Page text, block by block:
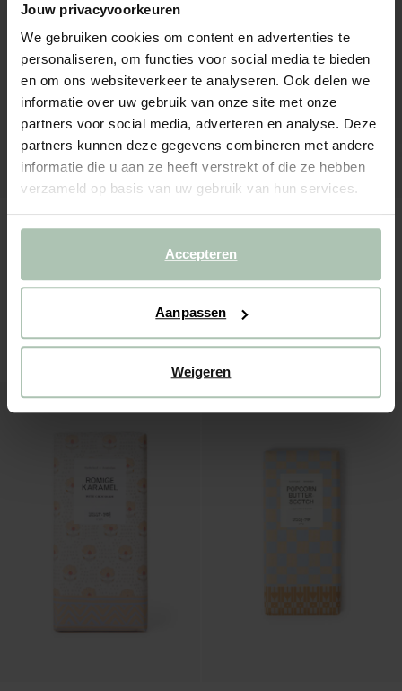
Jouw privacyvoorkeuren
We gebruiken cookies om content en advertenties te
personaliseren, om functies voor social media te bieden
en om ons websiteverkeer te analyseren. Ook delen we
informatie over uw gebruik van onze site met onze
partners voor social media, adverteren en analyse. Deze
partners kunnen deze gegevens combineren met andere
informatie die u aan ze heeft verstrekt of die ze hebben
verzameld op basis van uw gebruik van hun services.
Accepteren
Aanpassen
Weigeren
Chocoladereep puur Karamel Zeezout
3.99
3.99